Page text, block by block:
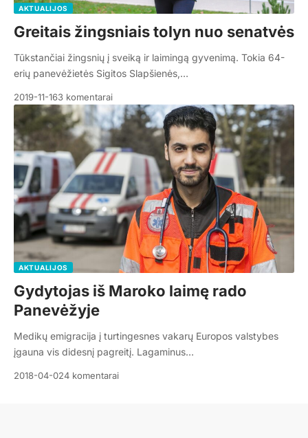
AKTUALIJOS
Greitais žingsniais tolyn nuo senatvės
Tūkstančiai žingsnių į sveiką ir laimingą gyvenimą. Tokia 64-
erių panevėžietės Sigitos Slapšienės,…
2019-11-163 komentarai
AKTUALIJOS
Gydytojas iš Maroko laimę rado
Panevėžyje
Medikų emigracija į turtingesnes vakarų Europos valstybes
įgauna vis didesnį pagreitį. Lagaminus…
2018-04-024 komentarai